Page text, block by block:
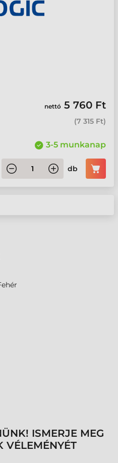
nettó 5 760 Ft
(7 315 Ft)
3-5 munkanap
db
ISMERJE MEG
VÉLEMÉNYÉT